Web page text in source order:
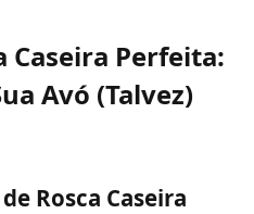
Caseira Perfeita:
Avó (Talvez)
Rosca Caseira